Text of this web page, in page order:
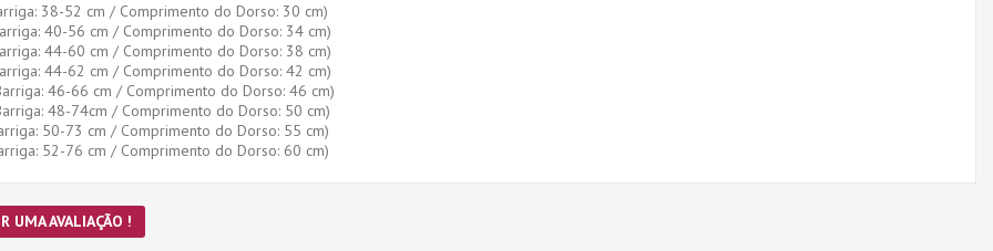
38-52 cm / Comprimento do Dorso: 30 cm)
40-56 cm / Comprimento do Dorso: 34 cm)
44-60 cm / Comprimento do Dorso: 38 cm)
44-62 cm / Comprimento do Dorso: 42 cm)
46-66 cm / Comprimento do Dorso: 46 cm)
48-74cm / Comprimento do Dorso: 50 cm)
50-73 cm / Comprimento do Dorso: 55 cm)
52-76 cm / Comprimento do Dorso: 60 cm)
UMA AVALIAÇÃO !